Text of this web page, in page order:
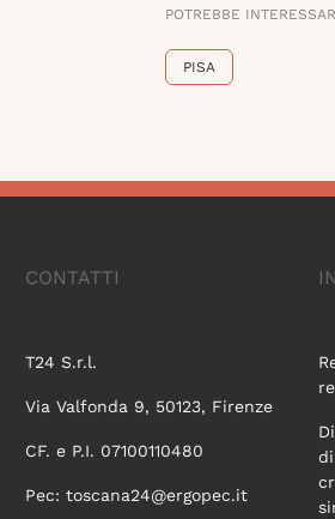
POTREBBE
PISA
CONTATTI
T24 S.r.l.
Via Valfonda 9, 50123, Firenze
CF. e P.I. 07100110480
Pec: toscana24@ergopec.it